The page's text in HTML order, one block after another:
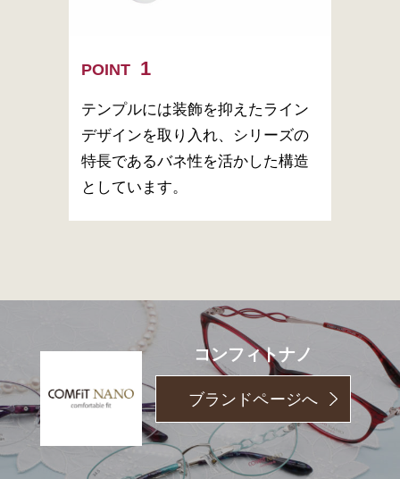
POINT
テンプルには装飾を抑えたライン
デザインを取り入れ、シリーズの
特長であるバネ性を活かした構造
としています。
コンフィトナノ
ブランドページへ